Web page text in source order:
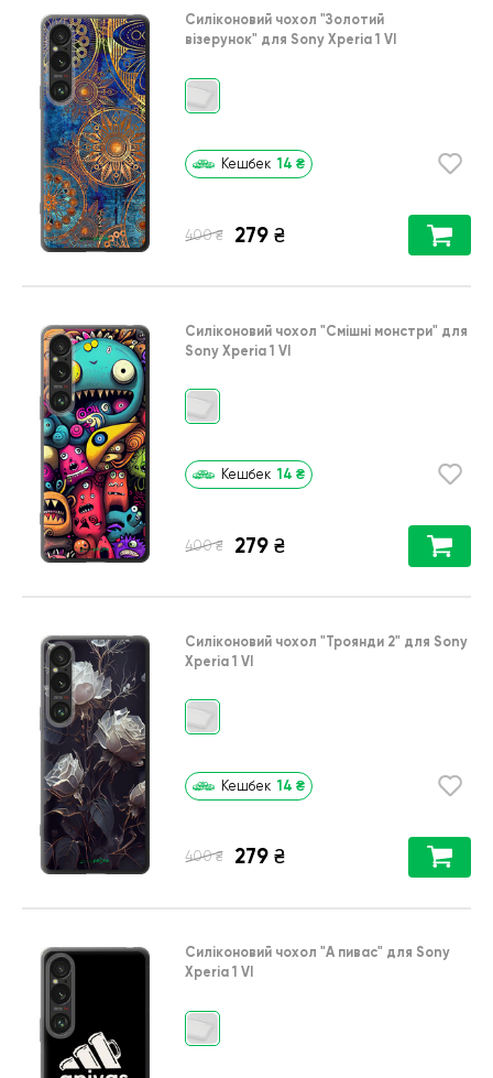
Силіконовий чохол "Золотий
візерунок" для Sony Xperia 1 VI
Кешбек 14 ₴
400 ₴ 279 ₴
Силіконовий чохол "Смішні монстри" для
Sony Xperia 1 VI
Кешбек 14 ₴
400 ₴ 279 ₴
Силіконовий чохол "Троянди 2" для Sony
Xperia 1 VI
Кешбек 14 ₴
400 ₴ 279 ₴
Силіконовий чохол "А пивас" для Sony
Xperia 1 VI